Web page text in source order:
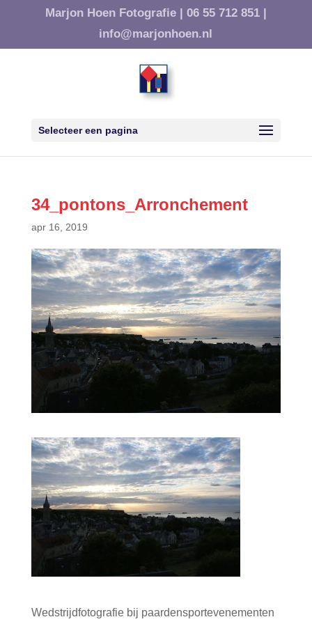
Marjon Hoen Fotografie | 06 55 712 851 |
info@marjonhoen.nl
Selecteer een pagina
34_pontons_Arronchement
apr 16, 2019
Wedstrijdfotografie bij paardensportevenementen